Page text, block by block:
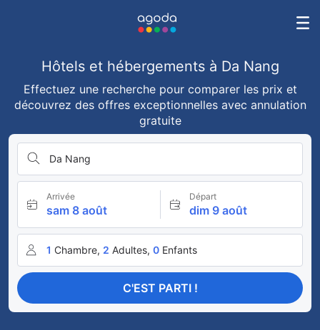
Hôtels et hébergements à Da Nang
Effectuez une recherche pour comparer les prix et
découvrez des offres exceptionnelles avec annulation
gratuite
Da Nang
Arrivée
sam 8 août
Départ
dim 9 août
1 Chambre, 2 Adultes, 0 Enfants
C'EST PARTI !